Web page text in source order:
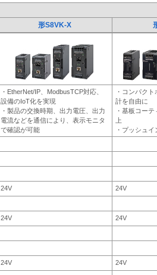
形S8VK-X
・EtherNet/IP、ModbusTCP対応、
設備のIoT化を実現
・製品の交換時期、出力電圧、出力
電流などを通信により、表示モニタ
で確認が可能
・コンパク
計を自由に
・基板コー
上
・プッシュ
24V 24V
24V 24V
24V 24V